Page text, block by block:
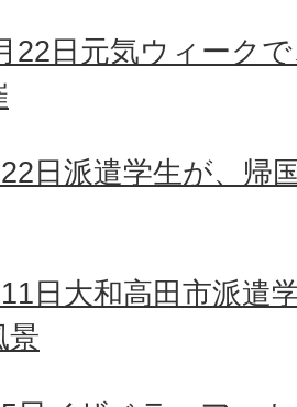
22日元気ウィーク
日派遣学生が、帰
日大和高田市派遣
景